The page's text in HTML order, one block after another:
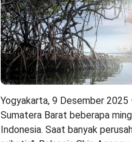
Yogyakarta, 9 Desember 2025
Sumatera Barat beberapa
Indonesia. Saat banyak